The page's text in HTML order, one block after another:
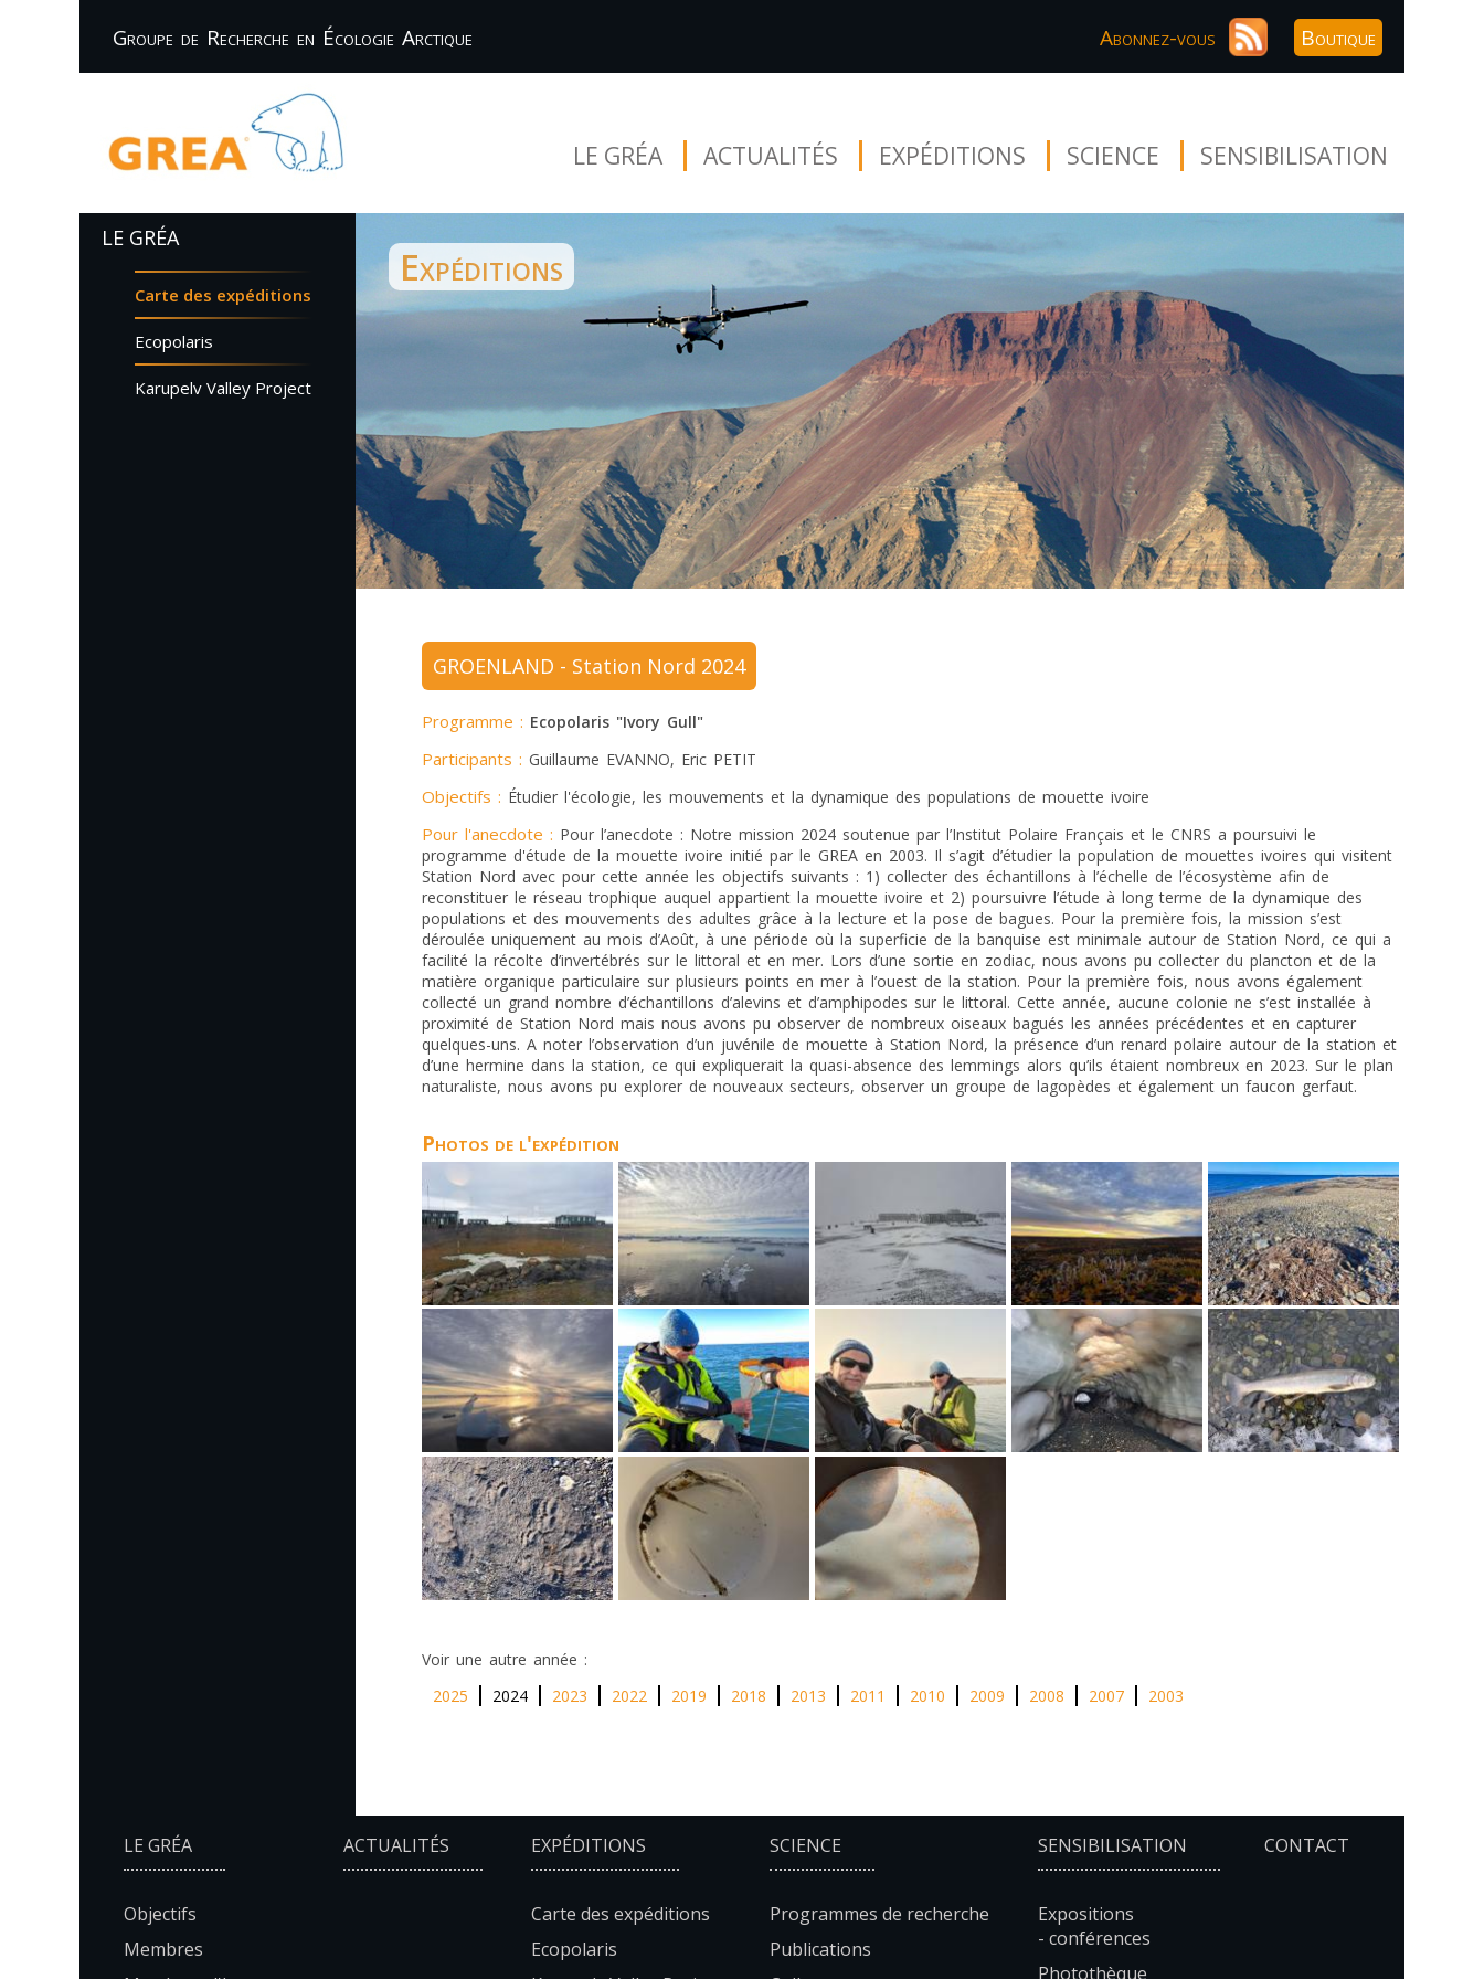
Groupe de Recherche en Écologie Arctique Abonnez-vous Boutique
LE GRÉA ACTUALITÉS EXPÉDITIONS SCIENCE SENSIBILISATION
LE GRÉA
Carte des expéditions
Ecopolaris
Karupelv Valley Project
Expéditions
GROENLAND - Station Nord 2024
Programme : Ecopolaris "Ivory Gull"
Participants : Guillaume EVANNO, Eric PETIT
Objectifs : Étudier l'écologie, les mouvements et la dynamique des populations de mouette ivoire
Pour l'anecdote : Pour l’anecdote : Notre mission 2024 soutenue par l’Institut Polaire Français et le CNRS a poursuivi le
programme d'étude de la mouette ivoire initié par le GREA en 2003. Il s’agit d’étudier la population de mouettes ivoires qui visitent
Station Nord avec pour cette année les objectifs suivants : 1) collecter des échantillons à l’échelle de l’écosystème afin de
reconstituer le réseau trophique auquel appartient la mouette ivoire et 2) poursuivre l’étude à long terme de la dynamique des
populations et des mouvements des adultes grâce à la lecture et la pose de bagues. Pour la première fois, la mission s’est
déroulée uniquement au mois d’Août, à une période où la superficie de la banquise est minimale autour de Station Nord, ce qui a
facilité la récolte d’invertébrés sur le littoral et en mer. Lors d’une sortie en zodiac, nous avons pu collecter du plancton et de la
matière organique particulaire sur plusieurs points en mer à l’ouest de la station. Pour la première fois, nous avons également
collecté un grand nombre d’échantillons d’alevins et d’amphipodes sur le littoral. Cette année, aucune colonie ne s’est installée à
proximité de Station Nord mais nous avons pu observer de nombreux oiseaux bagués les années précédentes et en capturer
quelques-uns. A noter l’observation d’un juvénile de mouette à Station Nord, la présence d’un renard polaire autour de la station et
d’une hermine dans la station, ce qui expliquerait la quasi-absence des lemmings alors qu’ils étaient nombreux en 2023. Sur le plan
naturaliste, nous avons pu explorer de nouveaux secteurs, observer un groupe de lagopèdes et également un faucon gerfaut.
Photos de l'expédition
Voir une autre année :
2025
2024 2023 2022 2019 2018 2013 2011 2010 2009 2008 2007 2003
LE GRÉA
Objectifs
Membres
ACTUALITÉS EXPÉDITIONS
Carte des expéditions
Ecopolaris
SCIENCE
Programmes de recherche
Publications
SENSIBILISATION
Expositions
- conférences
Photothèque
CONTACT